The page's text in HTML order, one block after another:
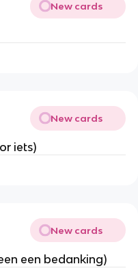
New cards
New cards
iets)
New cards
een bedanking)